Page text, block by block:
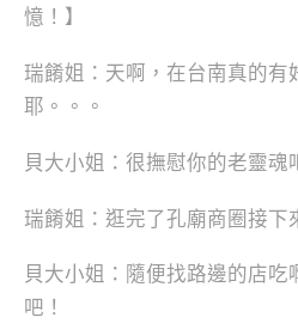
憶！】
瑞餚姐：天啊，在台南真的有
耶。。。
貝大小姐：很撫慰你的老靈魂
瑞餚姐：逛完了孔廟商圈接下
貝大小姐：隨便找路邊的店
吧！